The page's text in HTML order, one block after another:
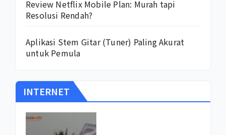
Review Netflix Mobile Plan: Murah tapi
Resolusi Rendah?
Aplikasi Stem Gitar (Tuner) Paling Akurat
untuk Pemula
INTERNET